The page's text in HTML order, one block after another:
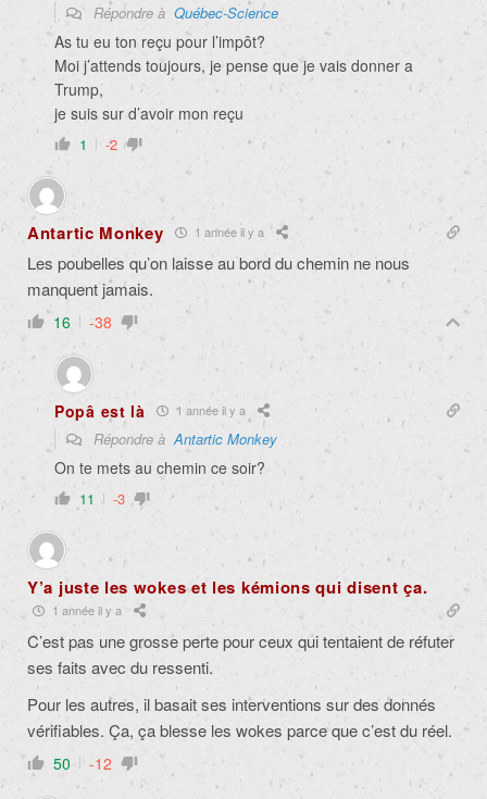
Répondre à Québec-Science
As tu eu ton reçu pour l’impôt?
Moi j’attends toujours, je pense que je vais donner a
Trump,
je suis sur d’avoir mon reçu
1 -2
Antartic Monkey 1 année il y a
Les poubelles qu’on laisse au bord du chemin ne nous
manquent jamais.
16 -38
Popâ est là 1 année il y a
Répondre à Antartic Monkey
On te mets au chemin ce soir?
11 -3
Y’a juste les wokes et les kémions qui disent ça.
1 année il y a
C’est pas une grosse perte pour ceux qui tentaient de réfuter
ses faits avec du ressenti.
Pour les autres, il basait ses interventions sur des donnés
vérifiables. Ça, ça blesse les wokes parce que c’est du réel.
50 -12